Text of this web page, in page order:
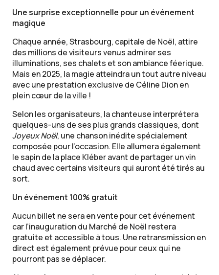
Une surprise exceptionnelle pour un événement
magique
Chaque année, Strasbourg, capitale de Noël, attire
des millions de visiteurs venus admirer ses
illuminations, ses chalets et son ambiance féerique.
Mais en 2025, la magie atteindra un tout autre niveau
avec une prestation exclusive de Céline Dion en
plein cœur de la ville !
Selon les organisateurs, la chanteuse interprétera
quelques-uns de ses plus grands classiques, dont
Joyeux Noël, une chanson inédite spécialement
composée pour l’occasion. Elle allumera également
le sapin de la place Kléber avant de partager un vin
chaud avec certains visiteurs qui auront été tirés au
sort.
Un événement 100% gratuit
Aucun billet ne sera en vente pour cet événement
car l’inauguration du Marché de Noël restera
gratuite et accessible à tous. Une retransmission en
direct est également prévue pour ceux qui ne
pourront pas se déplacer.